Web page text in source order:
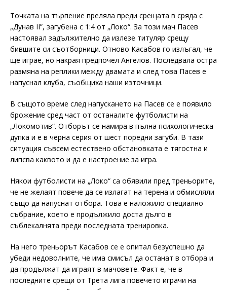
Точката на търпение преляла преди срещата в сряда с
„Дунав II”, загубена с 1:4 от „Локо“. За този мач Пасев
настоявал задължително да излезе титуляр срещу
бившите си съотборници. Отново Касабов го излъгал, че
ще играе, но накрая предпочел Ангелов. Последвала остра
размяна на реплики между двамата и след това Пасев е
напуснал клуба, съобщиха наши източници.
В същото време след напускането на Пасев се е появило
брожение сред част от останалите футболисти на
„Локомотив“. Отборът се намира в пълна психологическа
дупка и е в черна серия от шест поредни загуби. В тази
ситуация съвсем естествено обстановката е тягостна и
липсва каквото и да е настроение за игра.
Някои футболисти на „Локо“ са обявили пред треньорите,
че не желаят повече да се излагат на терена и обмисляли
също да напуснат отбора. Това е наложило специално
събрание, което е продължило доста дълго в
съблекалнята преди последната тренировка.
На него треньорът Касабов се е опитал безуспешно да
убеди недоволните, че има смисъл да останат в отбора и
да продължат да играят в мачовете. Факт е, че в
последните срещи от Трета лига повечето играчи на